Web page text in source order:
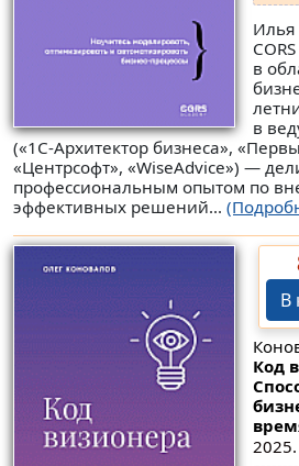
Илья
в
в
(«1С-Архитектор бизнеса»,
«Центрсофт», «WiseAdvice») —
профессиональным опытом по
эффективных решений...
В
Код